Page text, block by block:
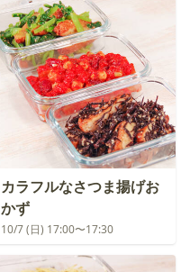
カラフルなさつま揚げお
かず
10/7 (日) 17:00〜17:30